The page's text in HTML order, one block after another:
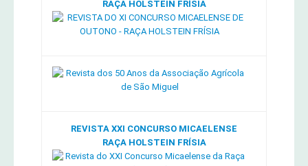
RAÇA HOLSTEIN FRÍSIA
REVISTA XXI CONCURSO MICAELENSE
RAÇA HOLSTEIN FRÍSIA